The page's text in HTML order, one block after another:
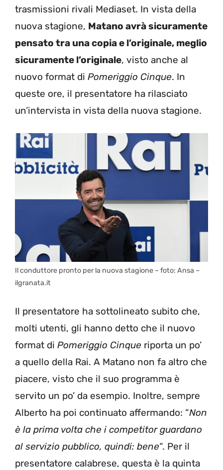
trasmissioni rivali Mediaset. In vista della
nuova stagione, Matano avrà sicuramente
pensato tra una copia e l’originale, meglio
sicuramente l’originale, visto anche al
nuovo format di Pomeriggio Cinque. In
queste ore, il presentatore ha rilasciato
un’intervista in vista della nuova stagione.
Il conduttore pronto per la nuova stagione – foto: Ansa –
ilgranata.it
Il presentatore ha sottolineato subito che,
molti utenti, gli hanno detto che il nuovo
format di Pomeriggio Cinque riporta un po’
a quello della Rai. A Matano non fa altro che
piacere, visto che il suo programma è
servito un po’ da esempio. Inoltre, sempre
Alberto ha poi continuato affermando: “Non
è la prima volta che i competitor guardano
al servizio pubblico, quindi: bene“. Per il
presentatore calabrese, questa è la quinta